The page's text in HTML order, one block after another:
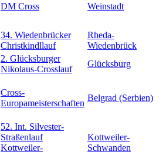
DM Cross Weinstadt
34. Wiedenbrücker
Christkindllauf
Rheda-
Wiedenbrück
2. Glücksburger
Nikolaus-Crosslauf
Glücksburg
Cross-
Europameisterschaften
Belgrad (Serbien)
52. Int. Silvester-
Straßenlauf
Kottweiler-
Kottweiler-
Schwanden